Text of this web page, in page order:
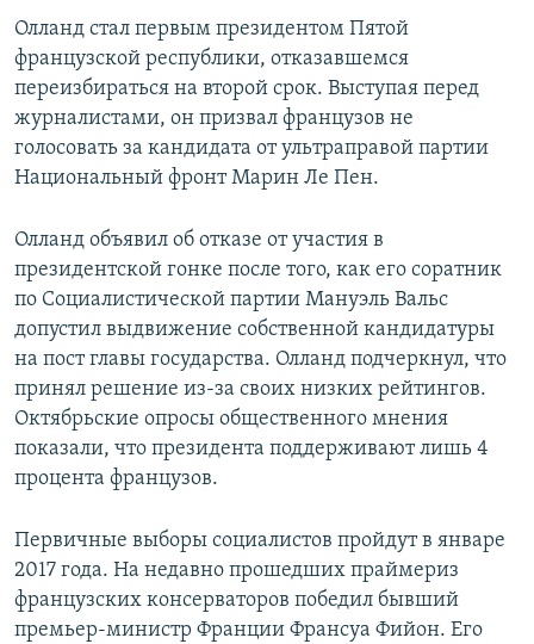
Олланд стал первым президентом Пятой
французской республики, отказавшемся
переизбираться на второй срок. Выступая перед
журналистами, он призвал французов не
голосовать за кандидата от ультраправой партии
Национальный фронт Марин Ле Пен.
Олланд объявил об отказе от участия в
президентской гонке после того, как его соратник
по Социалистической партии Мануэль Вальс
допустил выдвижение собственной кандидатуры
на пост главы государства. Олланд подчеркнул, что
принял решение из-за своих низких рейтингов.
Октябрьские опросы общественного мнения
показали, что президента поддерживают лишь 4
процента французов.
Первичные выборы социалистов пройдут в январе
2017 года. На недавно прошедших праймериз
французских консерваторов победил бывший
премьер-министр Франции Франсуа Фийон. Его